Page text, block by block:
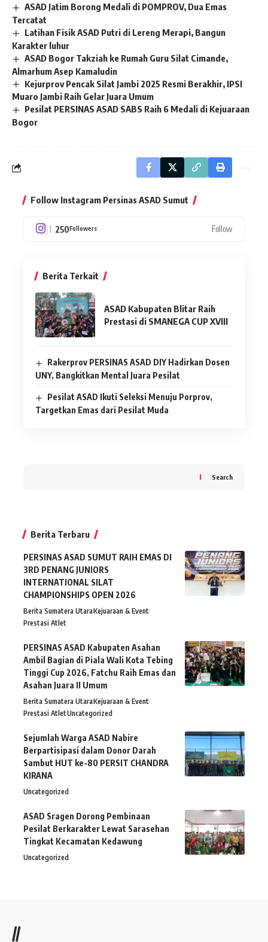
ASAD Jatim Borong Medali di POMPROV, Dua Emas
Tercatat
Latihan Fisik ASAD Putri di Lereng Merapi, Bangun
Karakter luhur
ASAD Bogor Takziah ke Rumah Guru Silat Cimande,
Almarhum Asep Kamaludin
Kejurprov Pencak Silat Jambi 2025 Resmi Berakhir, IPSI
Muaro Jambi Raih Gelar Juara Umum
Pesilat PERSINAS ASAD SABS Raih 6 Medali di Kejuaraan
Bogor
Follow Instagram Persinas ASAD Sumut
250Followers Follow
Berita Terkait
ASAD Kabupaten Blitar Raih
Prestasi di SMANEGA CUP XVIII
Rakerprov PERSINAS ASAD DIY Hadirkan Dosen
UNY, Bangkitkan Mental Juara Pesilat
Pesilat ASAD Ikuti Seleksi Menuju Porprov,
Targetkan Emas dari Pesilat Muda
Search
Berita Terbaru
PERSINAS ASAD SUMUT RAIH EMAS DI
3RD PENANG JUNIORS
INTERNATIONAL SILAT
CHAMPIONSHIPS OPEN 2026
Berita Sumatera UtaraKejuaraan & Event
Prestasi Atlet
PERSINAS ASAD Kabupaten Asahan
Ambil Bagian di Piala Wali Kota Tebing
Tinggi Cup 2026, Fatchu Raih Emas dan
Asahan Juara II Umum
Berita Sumatera UtaraKejuaraan & Event
Prestasi AtletUncategorized
Sejumlah Warga ASAD Nabire
Berpartisipasi dalam Donor Darah
Sambut HUT ke-80 PERSIT CHANDRA
KIRANA
Uncategorized
ASAD Sragen Dorong Pembinaan
Pesilat Berkarakter Lewat Sarasehan
Tingkat Kecamatan Kedawung
Uncategorized
//